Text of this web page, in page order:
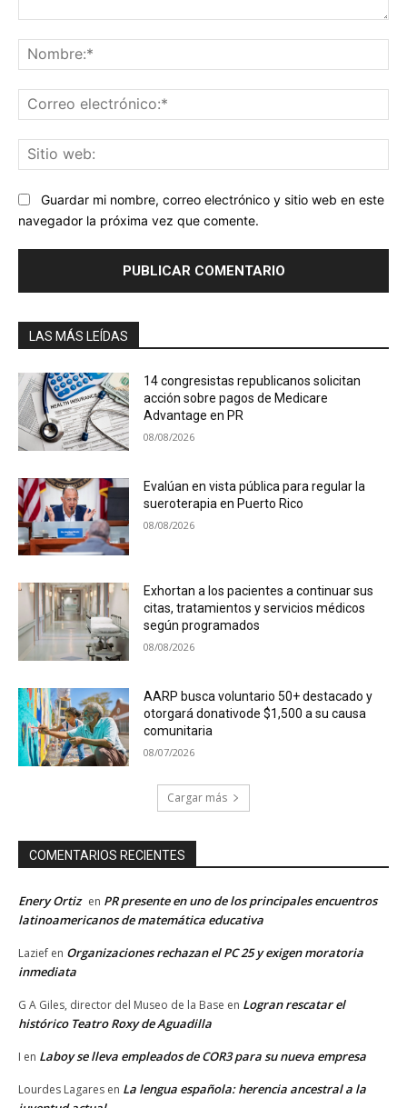
Guardar mi nombre, correo electrónico y sitio web en este
navegador la próxima vez que comente.
LAS MÁS LEÍDAS
14 congresistas republicanos solicitan
acción sobre pagos de Medicare
Advantage en PR
08/08/2026
Evalúan en vista pública para regular la
sueroterapia en Puerto Rico
08/08/2026
Exhortan a los pacientes a continuar sus
citas, tratamientos y servicios médicos
según programados
08/08/2026
AARP busca voluntario 50+ destacado y
otorgará donativode $1,500 a su causa
comunitaria
08/07/2026
Cargar más
COMENTARIOS RECIENTES
Enery Ortiz en PR presente en uno de los principales encuentros
latinoamericanos de matemática educativa
Lazief en Organizaciones rechazan el PC 25 y exigen moratoria
inmediata
G A Giles, director del Museo de la Base en Logran rescatar el
histórico Teatro Roxy de Aguadilla
I en Laboy se lleva empleados de COR3 para su nueva empresa
Lourdes Lagares en La lengua española: herencia ancestral a la